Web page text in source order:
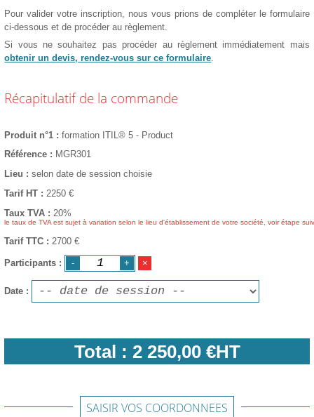
Pour valider votre inscription, nous vous prions de compléter le formulaire
ci-dessous et de procéder au règlement.
Si vous ne souhaitez pas procéder au règlement immédiatement mais
obtenir un devis, rendez-vous sur ce formulaire
Récapitulatif de la commande
Produit n°1
formation ITIL® 5 - Product
Référence
MGR301
Lieu
selon date de session choisie
Tarif HT
2250 €
Taux TVA
20%
le taux de TVA est sujet à variation selon le lieu d'établissement de votre société, voir étape
Tarif TTC 2700 €
Participants
Date
Total : 2 250,00 €HT
SAISIR VOS COORDONNEES